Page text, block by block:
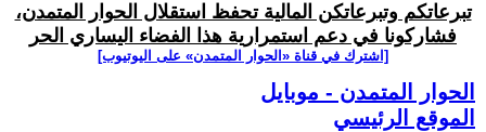
تبرعاتكم وتبرعاتكن المالية تحفظ استقلال الحوار المتمدن،
فشاركونا في دعم استمرارية هذا الفضاء اليساري الحر
[اشترك في قناة ‫«الحوار المتمدن» على اليوتيوب]
الحوار المتمدن - موبايل
الموقع الرئيسي